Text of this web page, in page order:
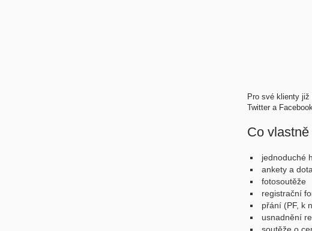
Pro své klienty
Twitter a
Co
jednoduché
ankety a
fotosoutěže
registrační
přání (PF, k
usnadnění